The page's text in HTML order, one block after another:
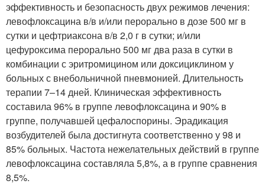
эффективность и безопасность двух режимов лечения:
левофлоксацина в/в и/или перорально в дозе 500 мг в
сутки и цефтриаксона в/в 2,0 г в сутки; и/или
цефуроксима перорально 500 мг два раза в сутки в
комбинации с эритромицином или доксициклином у
больных с внебольничной пневмонией. Длительность
терапии 7–14 дней. Клиническая эффективность
составила 96% в группе левофлоксацина и 90% в
группе, получавшей цефалоспорины. Эрадикация
возбудителей была достигнута соответственно у 98 и
85% больных. Частота нежелательных действий в группе
левофлоксацина составляла 5,8%, а в группе сравнения
8,5%.